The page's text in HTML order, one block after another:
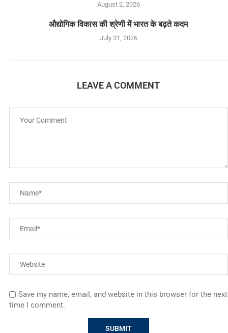
August 2, 2026
औद्योगिक विकास की श्रेणी में भारत के बढ़ते कदम
July 31, 2026
LEAVE A COMMENT
Save my name, email, and website in this browser for the next
time I comment.